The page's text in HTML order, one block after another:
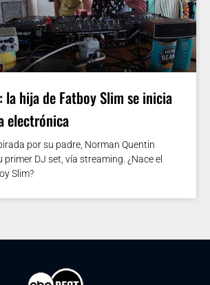
la hija de Fatboy Slim se inicia
electrónica
por su padre, Norman Quentin
primer DJ set, vía streaming. ¿Nace el
Slim?